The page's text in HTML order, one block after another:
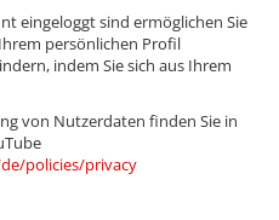
eingeloggt sind ermöglichen Sie
persönlichen Profil
indem Sie sich aus Ihrem
von Nutzerdaten finden Sie in
policies/privacy